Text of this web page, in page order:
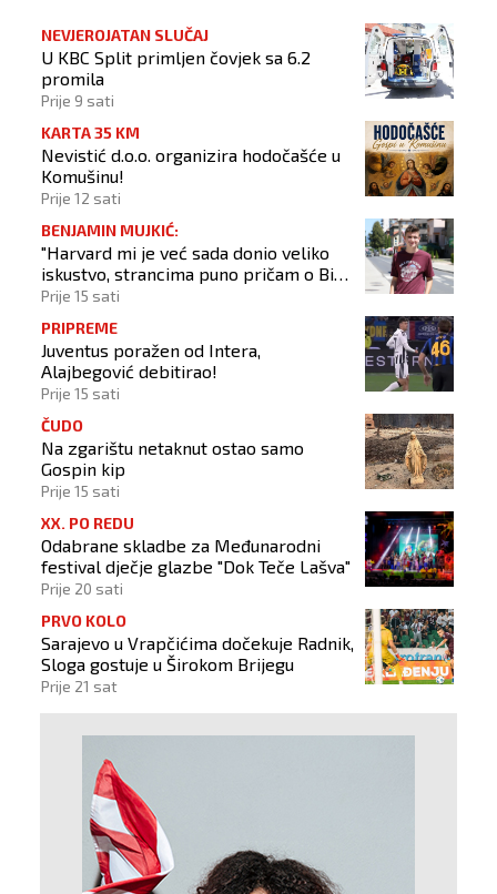
NEVJEROJATAN SLUČAJ
U KBC Split primljen čovjek sa 6.2
promila
Prije 9 sati
KARTA 35 KM
Nevistić d.o.o. organizira hodočašće u
Komušinu!
Prije 12 sati
BENJAMIN MUJKIĆ:
"Harvard mi je već sada donio veliko
iskustvo, strancima puno pričam o BiH
i Novom Travniku"
Prije 15 sati
PRIPREME
Juventus poražen od Intera,
Alajbegović debitirao!
Prije 15 sati
ČUDO
Na zgarištu netaknut ostao samo
Gospin kip
Prije 15 sati
XX. PO REDU
Odabrane skladbe za Međunarodni
festival dječje glazbe "Dok Teče Lašva"
Prije 20 sati
PRVO KOLO
Sarajevo u Vrapčićima dočekuje Radnik,
Sloga gostuje u Širokom Brijegu
Prije 21 sat